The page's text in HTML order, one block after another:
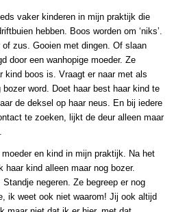
vaker kinderen in mijn praktijk die
hebben. Boos worden om ‘niks’.
of zus. Gooien met dingen. Of slaan
door een wanhopige moeder. Ze
kind boos is. Vraagt er naar met als
word. Doet haar best haar kind te
de deksel op haar neus. En bij iedere
te zoeken, lijkt de deur alleen maar
en kind in mijn praktijk. Na het
haar kind alleen maar nog bozer.
negeren. Ze begreep er nog
ik weet ook niet waarom! Jij ook altijd